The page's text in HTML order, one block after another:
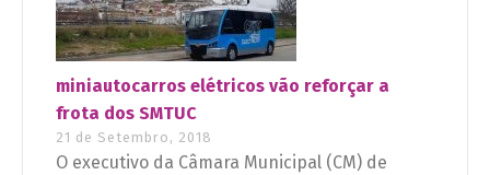
miniautocarros elétricos vão reforçar a
frota dos SMTUC
21 de Setembro, 2018
O executivo da Câmara Municipal (CM) de